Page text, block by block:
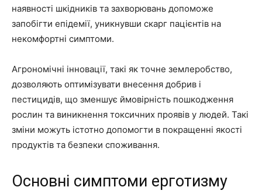
наявності шкідників та захворювань допоможе
запобігти епідемії, уникнувши скарг пацієнтів на
некомфортні симптоми.
Агрономічні інновації, такі як точне землеробство,
дозволяють оптимізувати внесення добрив і
пестицидів, що зменшує ймовірність пошкодження
рослин та виникнення токсичних проявів у людей. Такі
зміни можуть істотно допомогти в покращенні якості
продуктів та безпеки споживання.
Основні симптоми ерготизму